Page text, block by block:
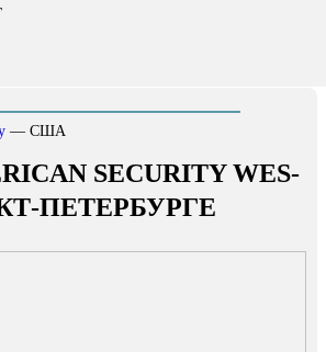
— США
SECURITY WES-
ПЕТЕРБУРГЕ